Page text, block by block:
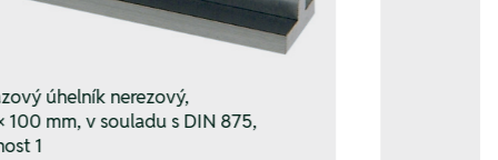
úhelník nerezový,
100 mm, v souladu s DIN 875,
1